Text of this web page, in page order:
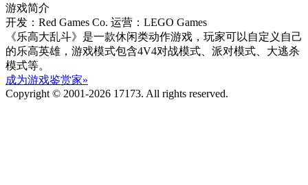
游戏简介
开发：Red Games Co. 运营：LEGO Games
《乐高大乱斗》是一款休闲类动作游戏，玩家可以自定义自己
的乐高英雄，游戏模式包含4V4对战模式、派对模式、大逃杀
模式等。
成为游戏鉴赏家»
Copyright © 2001-2026 17173. All rights reserved.